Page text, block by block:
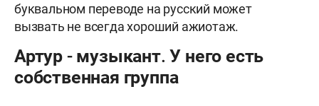
буквальном переводе на русский может
вызвать не всегда хороший ажиотаж.
Артур - музыкант. У него есть
собственная группа